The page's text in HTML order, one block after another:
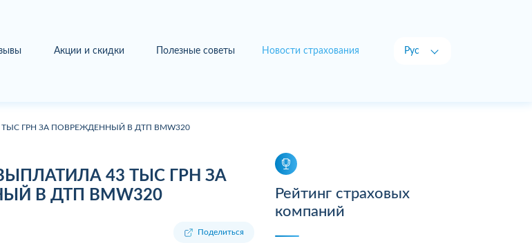
Акции и скидки Полезные советы Новости страхования Рус
ТЫС ГРН ЗА ПОВРЕЖДЕННЫЙ В ДТП BMW320
43 ТЫС ГРН ЗА
В ДТП BMW320
Поделиться
Рейтинг страховых
компаний